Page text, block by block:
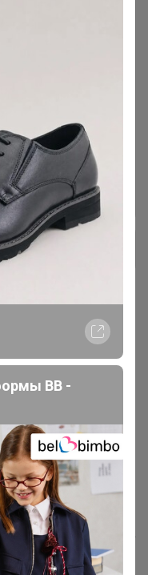
для бани
брикет «Еловые
с алтайскими
1.35 кг
BB -